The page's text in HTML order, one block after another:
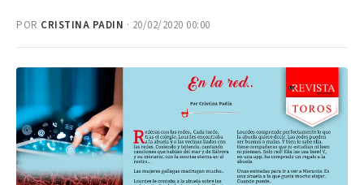
POR CRISTINA PADIN · 20/02/2020 00:00